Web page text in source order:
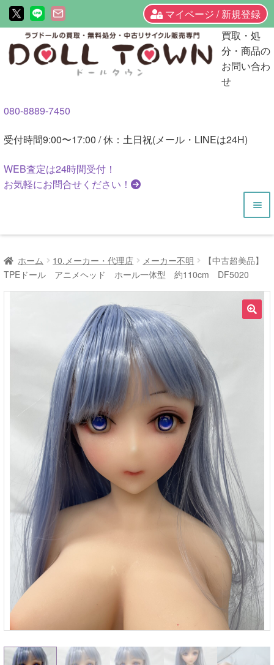
マイページ / 新規登録
ビ
ゲ
ョ
へ
キ
ッ
ン
テ
へ
キ
プ
買取・処
分・商品の
お問い合わ
せ
080-8889-7450
受付時間9:00〜17:00 / 休：土日祝(メール・LINEは24H)
WEB査定は24時間受付！
お気軽にお問合せください！
HOME
商品一覧
ラブドール買取・処分
無料引き取り
よくあるご質問
お問い合わせ
ホーム 10.メーカー・代理店 メーカー不明
【中古超美品】
TPEドール アニメヘッド ホール一体型 約110cm DF5020